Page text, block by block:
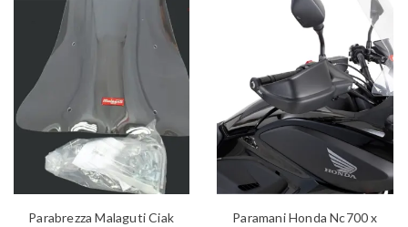
Parabrezza Malaguti Ciak Paramani Honda Nc700 x